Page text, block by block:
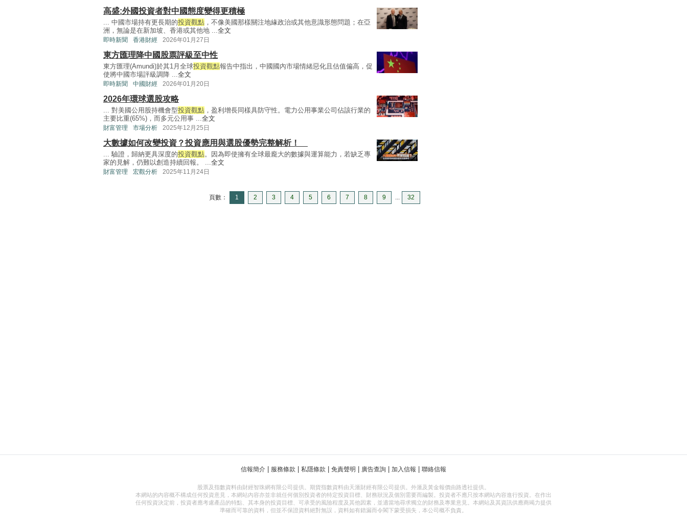
高盛:外國投資者對中國態度變得更積極
... 中國市場持有更長期的投資觀點 ，不像美國那樣關注地緣政治或其他意識形態問題；在亞
洲，無論是在新加坡、香港或其他地 ...全文
即時新聞 香港財經 2026年01月27日
東方匯理降中國股票評級至中性
東方匯理(Amundi)於其1月全球投資觀點報告中指出，中國國內市場情緒惡化且估值偏高，促
使將中國市場評級調降 ...全文
即時新聞 中國財經 2026年01月20日
2026年環球選股攻略
... 對美國公用股持機會型投資觀點 ，盈利增長同樣具防守性。電力公用事業公司佔該行業的
主要比重(65%)，而多元公用事 ...全文
財富管理 市場分析 2025年12月25日
大數據如何改變投資？投資應用與選股優勢完整解析！
... 驗證，歸納更具深度的投資觀點。因為即使擁有全球最龐大的數據與運算能力，若缺乏專
家的見解，仍難以創造持續回報。 ...全文
財富管理 宏觀分析 2025年11月24日
頁數： 1 2 3 4 5 6 7 8 9 ... 32
信報簡介 服務條款 私隱條款 免責聲明 廣告查詢 加入信報 聯絡信報
股票及指數資料由財經智珠網有限公司提供。期貨指數資料由天滙財經有限公司提供。外滙及黃金報價由路透社提供。
本網站的內容概不構成任何投資意見，本網站內容亦並非就任何個別投資者的特定投資目標、財務狀況及個別需要而編製。投資者不應只按本網站內容進行投資。在作出
任何投資決定前，投資者應考慮產品的特點、其本身的投資目標、可承受的風險程度及其他因素，並適當地尋求獨立的財務及專業意見。本網站及其資訊供應商竭力提供
準確而可靠的資料，但並不保證資料絕對無誤，資料如有錯漏而令閣下蒙受損失，本公司概不負責。